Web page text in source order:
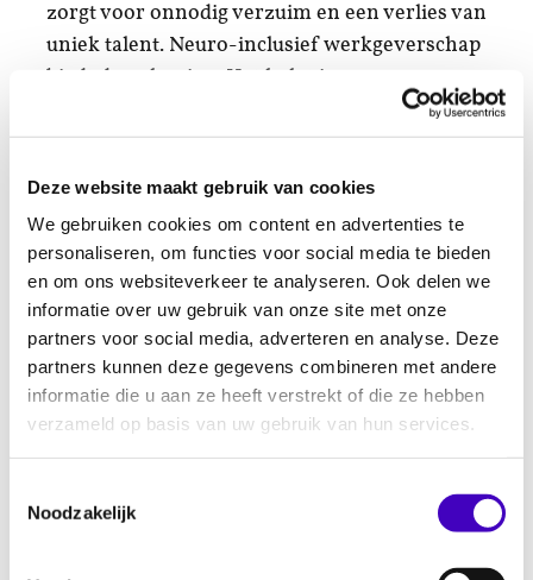
Deze website maakt gebruik van cookies
We gebruiken cookies om content en advertenties te
personaliseren, om functies voor social media te bieden
en om ons websiteverkeer te analyseren. Ook delen we
informatie over uw gebruik van onze site met onze
partners voor social media, adverteren en analyse. Deze
partners kunnen deze gegevens combineren met andere
informatie die u aan ze heeft verstrekt of die ze hebben
verzameld op basis van uw gebruik van hun services.
Noodzakelijk
zorgt voor onnodig verzuim en een verlies van
uniek talent. Neuro-inclusief werkgeverschap
biedt de oplossing. Het helpt je om een
duurzame, gezonde en sterke organisatie te
bouwen waarin iedereen floreert.Lees ook het
Waarom jouw organisatie nu moet
meedoen
IDEM Rotterdam brengt de praktijk binnen
het sociaal domein in kaart. Ze onderzoeken
de dagelijkse struikelblokken van
medewerkers, maar kijken vooral naar wat er
al wél goed gaat.
Dit onderzoek biedt jouw management of